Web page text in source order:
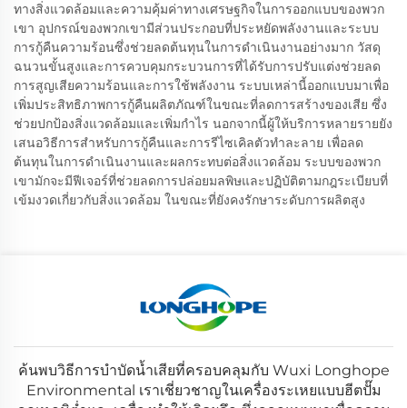
ทางสิ่งแวดล้อมและความคุ้มค่าทางเศรษฐกิจในการออกแบบของพวก
เขา อุปกรณ์ของพวกเขามีส่วนประกอบที่ประหยัดพลังงานและระบบ
การกู้คืนความร้อนซึ่งช่วยลดต้นทุนในการดำเนินงานอย่างมาก วัสดุ
ฉนวนขั้นสูงและการควบคุมกระบวนการที่ได้รับการปรับแต่งช่วยลด
การสูญเสียความร้อนและการใช้พลังงาน ระบบเหล่านี้ออกแบบมาเพื่อ
เพิ่มประสิทธิภาพการกู้คืนผลิตภัณฑ์ในขณะที่ลดการสร้างของเสีย ซึ่ง
ช่วยปกป้องสิ่งแวดล้อมและเพิ่มกำไร นอกจากนี้ผู้ให้บริการหลายรายยัง
เสนอวิธีการสำหรับการกู้คืนและการรีไซเคิลตัวทำละลาย เพื่อลด
ต้นทุนในการดำเนินงานและผลกระทบต่อสิ่งแวดล้อม ระบบของพวก
เขามักจะมีฟีเจอร์ที่ช่วยลดการปล่อยมลพิษและปฏิบัติตามกฎระเบียบที่
เข้มงวดเกี่ยวกับสิ่งแวดล้อม ในขณะที่ยังคงรักษาระดับการผลิตสูง
ค้นพบวิธีการบำบัดน้ำเสียที่ครอบคลุมกับ Wuxi Longhope
Environmental เราเชี่ยวชาญในเครื่องระเหยแบบฮีตปั๊ม